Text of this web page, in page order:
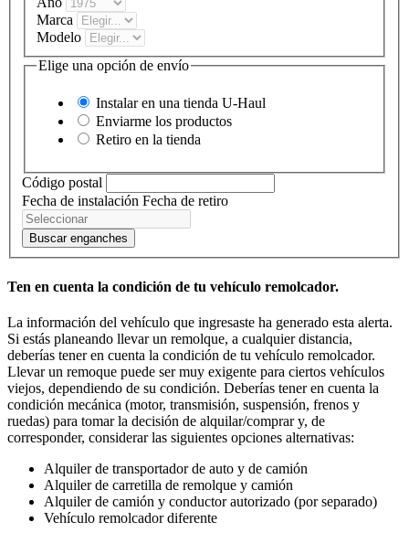
Marca
Modelo
Elige una opción de envío
Instalar en una tienda U-Haul
Enviarme los productos
Retiro en la tienda
Código postal
Fecha de instalación Fecha de retiro
Buscar enganches
Ten en cuenta la condición de tu vehículo remolcador.
La información del vehículo que ingresaste ha generado esta alerta.
Si estás planeando llevar un remolque, a cualquier distancia,
deberías tener en cuenta la condición de tu vehículo remolcador.
Llevar un remoque puede ser muy exigente para ciertos vehículos
viejos, dependiendo de su condición. Deberías tener en cuenta la
condición mecánica (motor, transmisión, suspensión, frenos y
ruedas) para tomar la decisión de alquilar/comprar y, de
corresponder, considerar las siguientes opciones alternativas:
Alquiler de transportador de auto y de camión
Alquiler de carretilla de remolque y camión
Alquiler de camión y conductor autorizado (por separado)
Vehículo remolcador diferente